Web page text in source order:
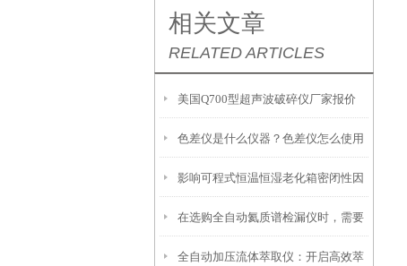
相关文章
RELATED ARTICLES
美国Q700型超声波破碎仪厂家报价
色差仪是什么仪器？色差仪怎么使用
影响可程式恒温恒湿老化箱密闭性因
素有哪些
在选购全自动氦质谱检漏仪时，需要
考虑以下因素
全自动加压流体萃取仪：开启高效萃